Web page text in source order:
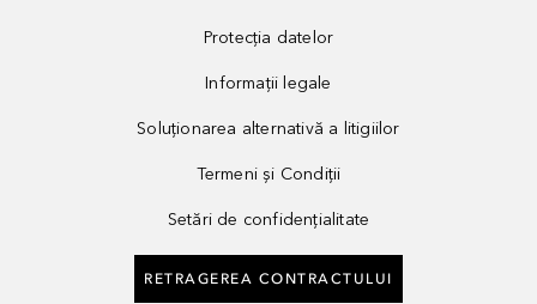
Protecția datelor
Informații legale
Soluționarea alternativă a litigiilor
Termeni și Condiții
Setări de confidențialitate
RETRAGEREA CONTRACTULUI